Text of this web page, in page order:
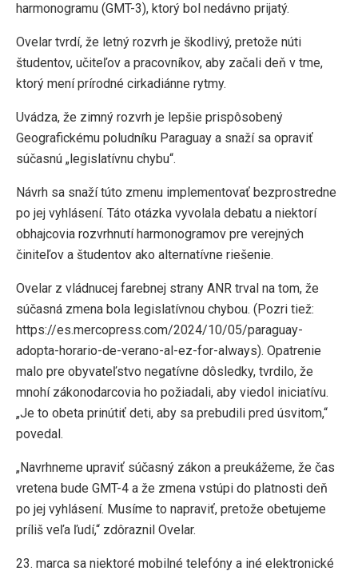
harmonogramu (GMT-3), ktorý bol nedávno prijatý.
Ovelar tvrdí, že letný rozvrh je škodlivý, pretože núti
študentov, učiteľov a pracovníkov, aby začali deň v tme,
ktorý mení prírodné cirkadiánne rytmy.
Uvádza, že zimný rozvrh je lepšie prispôsobený
Geografickému poludníku Paraguay a snaží sa opraviť
súčasnú „legislatívnu chybu“.
Návrh sa snaží túto zmenu implementovať bezprostredne
po jej vyhlásení. Táto otázka vyvolala debatu a niektorí
obhajcovia rozvrhnutí harmonogramov pre verejných
činiteľov a študentov ako alternatívne riešenie.
Ovelar z vládnucej farebnej strany ANR trval na tom, že
súčasná zmena bola legislatívnou chybou. (Pozri tiež:
https://es.mercopress.com/2024/10/05/paraguay-
adopta-horario-de-verano-al-ez-for-always). Opatrenie
malo pre obyvateľstvo negatívne dôsledky, tvrdilo, že
mnohí zákonodarcovia ho požiadali, aby viedol iniciatívu.
„Je to obeta prinútiť deti, aby sa prebudili pred úsvitom,“
povedal.
„Navrhneme upraviť súčasný zákon a preukážeme, že čas
vretena bude GMT-4 a že zmena vstúpi do platnosti deň
po jej vyhlásení. Musíme to napraviť, pretože obetujeme
príliš veľa ľudí,“ zdôraznil Ovelar.
23. marca sa niektoré mobilné telefóny a iné elektronické